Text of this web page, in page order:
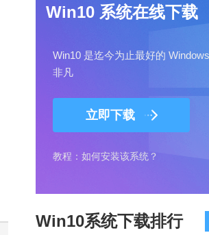
Win10 系统在线下载
Win10 是迄今为止最好的
非凡
立即下载
教程：如何安装该系统？
Win10系统下载排行